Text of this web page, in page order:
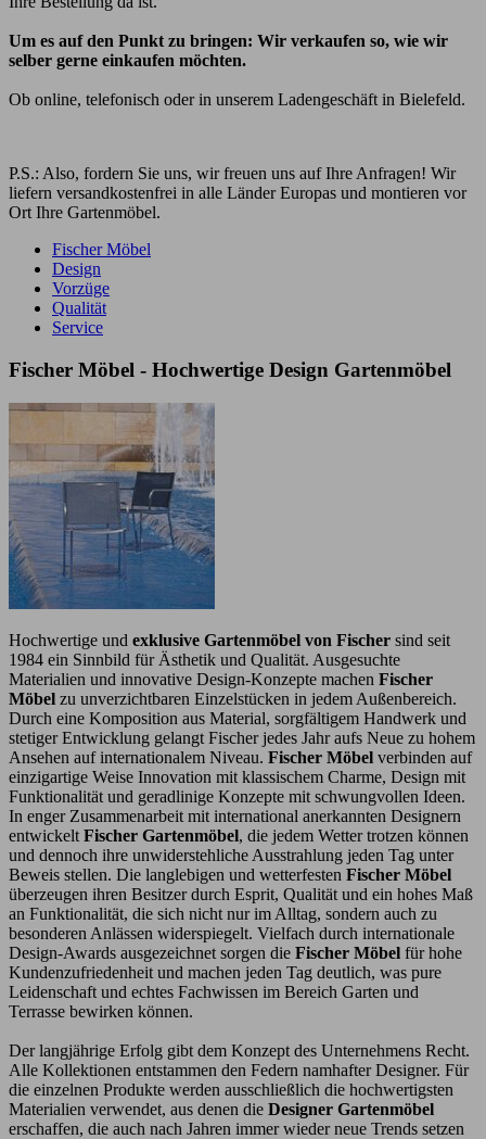
Um es auf den Punkt zu bringen: Wir verkaufen so, wie wir
selber gerne einkaufen möchten.
Ob online, telefonisch oder in unserem Ladengeschäft in Bielefeld.
P.S.: Also, fordern Sie uns, wir freuen uns auf Ihre Anfragen! Wir
liefern versandkostenfrei in alle Länder Europas und montieren vor
Ort Ihre Gartenmöbel.
Fischer Möbel
Design
Vorzüge
Qualität
Service
Fischer Möbel - Hochwertige Design Gartenmöbel
Hochwertige und exklusive Gartenmöbel von Fischer sind seit
1984 ein Sinnbild für Ästhetik und Qualität. Ausgesuchte
Materialien und innovative Design-Konzepte machen Fischer
Möbel zu unverzichtbaren Einzelstücken in jedem Außenbereich.
Durch eine Komposition aus Material, sorgfältigem Handwerk und
stetiger Entwicklung gelangt Fischer jedes Jahr aufs Neue zu hohem
Ansehen auf internationalem Niveau. Fischer Möbel verbinden auf
einzigartige Weise Innovation mit klassischem Charme, Design mit
Funktionalität und geradlinige Konzepte mit schwungvollen Ideen.
In enger Zusammenarbeit mit international anerkannten Designern
entwickelt Fischer Gartenmöbel, die jedem Wetter trotzen können
und dennoch ihre unwiderstehliche Ausstrahlung jeden Tag unter
Beweis stellen. Die langlebigen und wetterfesten Fischer Möbel
überzeugen ihren Besitzer durch Esprit, Qualität und ein hohes Maß
an Funktionalität, die sich nicht nur im Alltag, sondern auch zu
besonderen Anlässen widerspiegelt. Vielfach durch internationale
Design-Awards ausgezeichnet sorgen die Fischer Möbel für hohe
Kundenzufriedenheit und machen jeden Tag deutlich, was pure
Leidenschaft und echtes Fachwissen im Bereich Garten und
Terrasse bewirken können.
Der langjährige Erfolg gibt dem Konzept des Unternehmens Recht.
Alle Kollektionen entstammen den Federn namhafter Designer. Für
die einzelnen Produkte werden ausschließlich die hochwertigsten
Materialien verwendet, aus denen die Designer Gartenmöbel
erschaffen, die auch nach Jahren immer wieder neue Trends setzen